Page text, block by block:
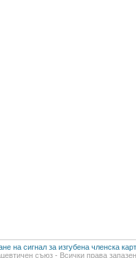
на сигнал за изгубена членска
съюз - Всички права